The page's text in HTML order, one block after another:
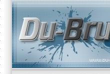
samples de rap